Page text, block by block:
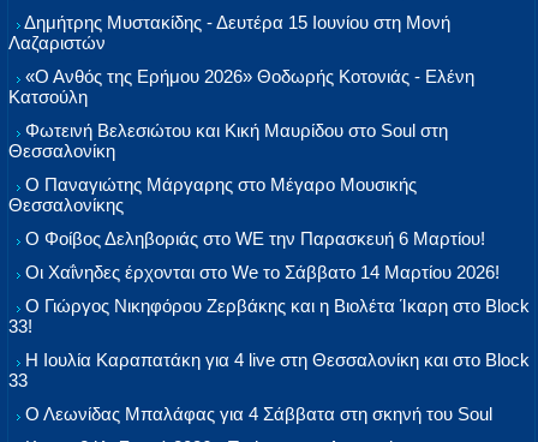
Δημήτρης Μυστακίδης - Δευτέρα 15 Ιουνίου στη Μονή
Λαζαριστών
«Ο Ανθός της Ερήμου 2026» Θοδωρής Κοτονιάς - Ελένη
Κατσούλη
Φωτεινή Βελεσιώτου και Κική Μαυρίδου στο Soul στη
Θεσσαλονίκη
Ο Παναγιώτης Μάργαρης στο Μέγαρο Μουσικής
Θεσσαλονίκης
Ο Φοίβος Δεληβοριάς στο WE την Παρασκευή 6 Μαρτίου!
Οι Χαΐνηδες έρχονται στο We το Σάββατο 14 Μαρτίου 2026!
Ο Γιώργος Νικηφόρου Ζερβάκης και η Βιολέτα Ίκαρη στο Block
33!
Η Ιουλία Καραπατάκη για 4 live στη Θεσσαλονίκη και στο Block
33
Ο Λεωνίδας Μπαλάφας για 4 Σάββατα στη σκηνή του Soul